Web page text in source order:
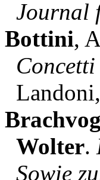
Journal
Bottini,
Wolter.
Sowie